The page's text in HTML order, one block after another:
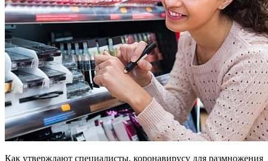
Как утверждают специалисты, коронавирусу для размножения